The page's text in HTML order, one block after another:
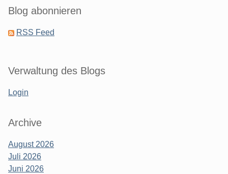
Blog abonnieren
RSS Feed
Verwaltung des Blogs
Login
Archive
August 2026
Juli 2026
Juni 2026